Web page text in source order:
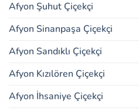
Afyon Şuhut Çiçekçi
Afyon Sinanpaşa Çiçekçi
Afyon Sandıklı Çiçekçi
Afyon Kızılören Çiçekçi
Afyon İhsaniye Çiçekçi